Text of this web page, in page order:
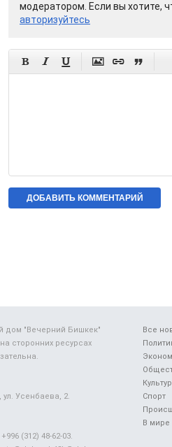
модератором. Если вы хотите,
авторизуйтесь
     
Все
Спорт
В мире
дом "Вечерний Бишкек"
сторонних ресурсах
Усенбаева, 2.
+996 (312) 48-62-03.